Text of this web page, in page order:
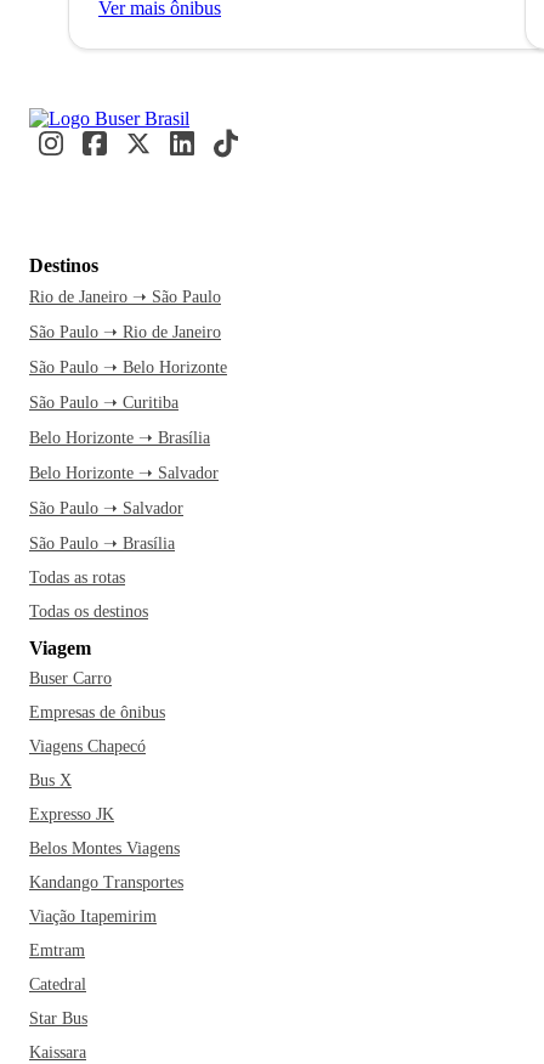
Ver mais ônibus
Destinos
Rio de Janeiro ➝ São Paulo
São Paulo ➝ Rio de Janeiro
São Paulo ➝ Belo Horizonte
São Paulo ➝ Curitiba
Belo Horizonte ➝ Brasília
Belo Horizonte ➝ Salvador
São Paulo ➝ Salvador
São Paulo ➝ Brasília
Todas as rotas
Todas os destinos
Viagem
Buser Carro
Empresas de ônibus
Viagens Chapecó
Bus X
Expresso JK
Belos Montes Viagens
Kandango Transportes
Viação Itapemirim
Emtram
Catedral
Star Bus
Kaissara